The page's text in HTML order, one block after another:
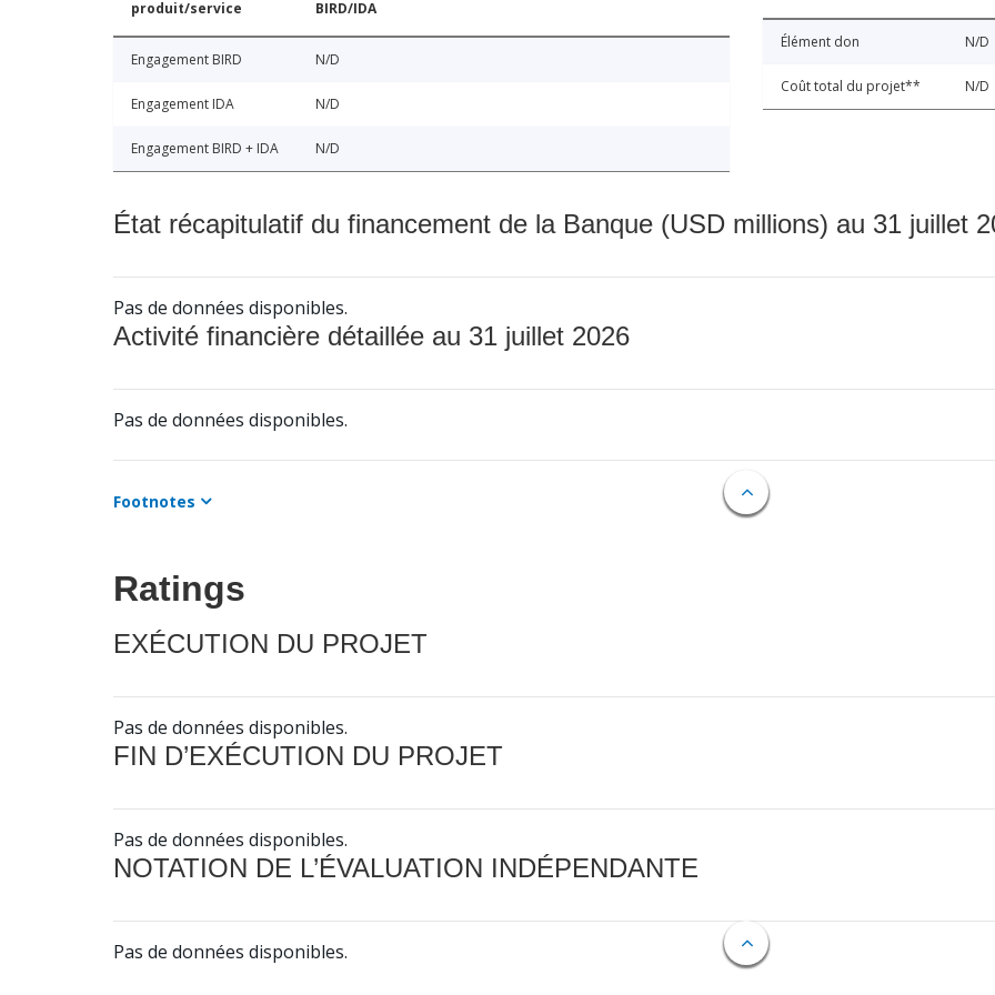
produit/service BIRD/IDA
Engagement BIRD N/D
Engagement IDA N/D
Engagement BIRD + IDA N/D
Élément don N/D
Coût total du projet** N/D
État récapitulatif du financement de la Banque (USD millions) au 31 juillet
Pas de données disponibles.
Activité financière détaillée au 31 juillet 2026
Pas de données disponibles.
Footnotes
Ratings
EXÉCUTION DU PROJET
Pas de données disponibles.
FIN D’EXÉCUTION DU PROJET
Pas de données disponibles.
NOTATION DE L’ÉVALUATION INDÉPENDANTE
Pas de données disponibles.